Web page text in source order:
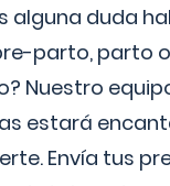
alguna duda
parto, parto
Nuestro
estará
Envía tus